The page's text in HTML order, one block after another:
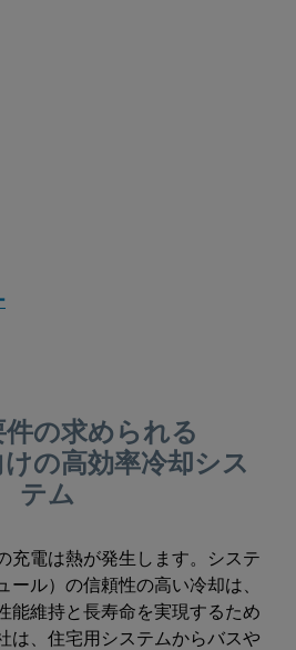
の求められる
の高効率冷却シス
テム
充電は熱が発生します。システ
ール）の信頼性の高い冷却は、
能維持と長寿命を実現するため
は、住宅用システムからバスや